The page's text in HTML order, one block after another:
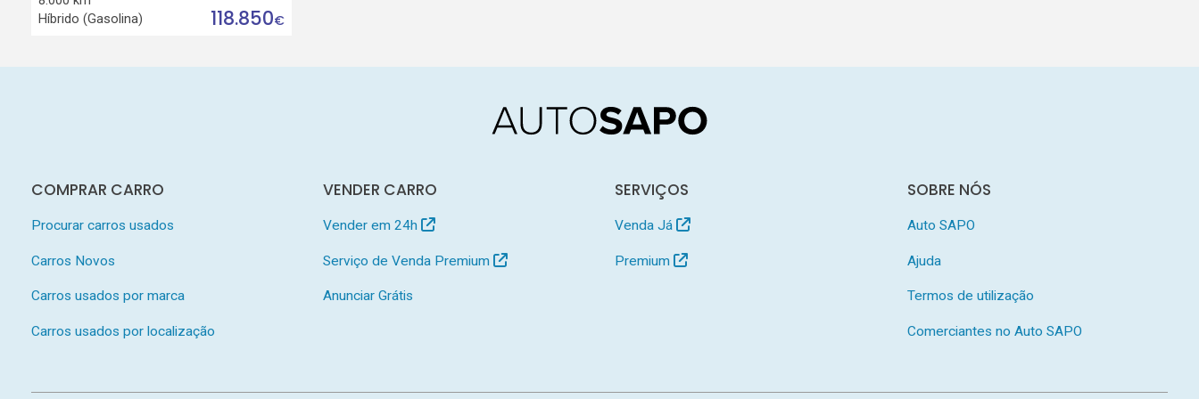
Híbrido (Gasolina)
118.850€
COMPRAR CARRO
Procurar carros usados
Carros Novos
Carros usados por marca
Carros usados por localização
VENDER CARRO
Vender em 24h
Serviço de Venda Premium
Anunciar Grátis
SERVIÇOS
Venda Já
Premium
SOBRE NÓS
Auto SAPO
Ajuda
Termos de utilização
Comerciantes no Auto SAPO